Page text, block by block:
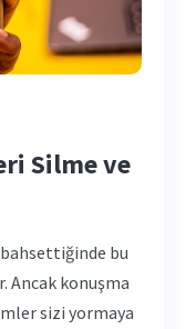
Silme ve
bu
Ancak konuşma
sizi yormaya